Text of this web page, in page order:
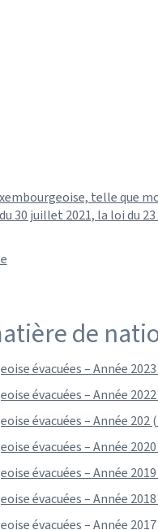
telle que
30 juillet 2021, la loi du
de
évacuées – Année
évacuées – Année
évacuées – Année 202
évacuées – Année
évacuées – Année
évacuées – Année
évacuées – Année